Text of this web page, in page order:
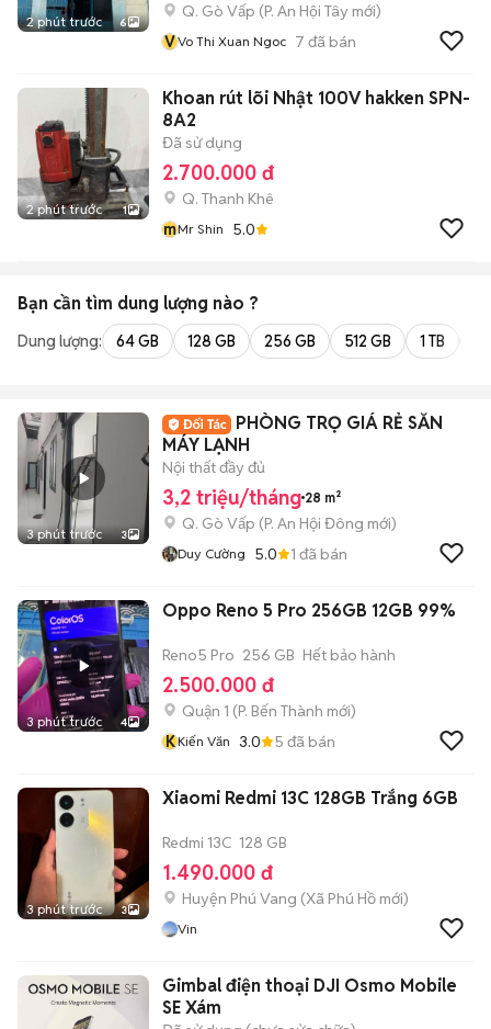
2 phút trước 6
Q. Gò Vấp (P. An Hội Tây mới)
VVo Thi Xuan Ngoc 7 đã bán
2 phút trước 1
Khoan rút lõi Nhật 100V hakken SPN-
8A2
Đã sử dụng
2.700.000 đ
Q. Thanh Khê
mMr Shin 5.0
Bạn cần tìm dung lượng nào ?
Dung lượng: 64 GB 128 GB 256 GB 512 GB 1 TB
3 phút trước 3
PHÒNG TRỌ GIÁ RẺ SẴN
MÁY LẠNH
Nội thất đầy đủ
3,2 triệu/tháng 28 m²
Q. Gò Vấp (P. An Hội Đông mới)
Duy Cường 5.0 1 đã bán
3 phút trước 4
Oppo Reno 5 Pro 256GB 12GB 99%
Reno5 Pro 256 GB Hết bảo hành
2.500.000 đ
Quận 1 (P. Bến Thành mới)
KKiến Văn 3.0 5 đã bán
3 phút trước 3
Xiaomi Redmi 13C 128GB Trắng 6GB
Redmi 13C 128 GB
1.490.000 đ
Huyện Phú Vang (Xã Phú Hồ mới)
Vin
Gimbal điện thoại DJI Osmo Mobile
SE Xám